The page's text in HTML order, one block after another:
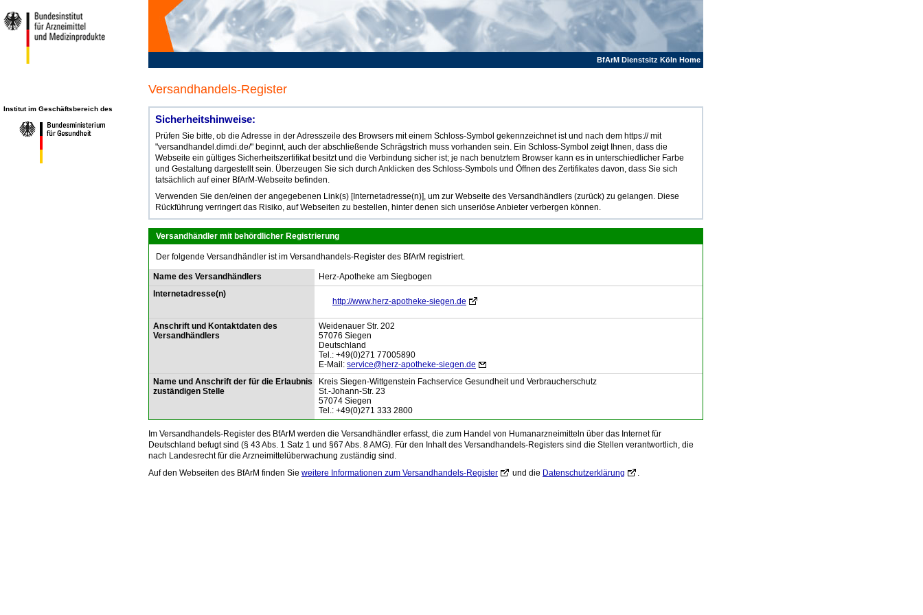
BfArM Dienstsitz Köln Home
Institut im Geschäftsbereich des
Versandhandels-Register
Sicherheitshinweise:
Prüfen Sie bitte, ob die Adresse in der Adresszeile des Browsers mit einem Schloss-Symbol gekennzeichnet ist und nach dem https:// mit
"versandhandel.dimdi.de/" beginnt, auch der abschließende Schrägstrich muss vorhanden sein. Ein Schloss-Symbol zeigt Ihnen, dass die
Webseite ein gültiges Sicherheitszertifikat besitzt und die Verbindung sicher ist; je nach benutztem Browser kann es in unterschiedlicher Farbe
und Gestaltung dargestellt sein. Überzeugen Sie sich durch Anklicken des Schloss-Symbols und Öffnen des Zertifikates davon, dass Sie sich
tatsächlich auf einer BfArM-Webseite befinden.
Verwenden Sie den/einen der angegebenen Link(s) [Internetadresse(n)], um zur Webseite des Versandhändlers (zurück) zu gelangen. Diese
Rückführung verringert das Risiko, auf Webseiten zu bestellen, hinter denen sich unseriöse Anbieter verbergen können.
Versandhändler mit behördlicher Registrierung
Der folgende Versandhändler ist im Versandhandels-Register des BfArM registriert.
Name des Versandhändlers
Herz-Apotheke am Siegbogen
Internetadresse(n)
http://www.herz-apotheke-siegen.de
Anschrift und Kontaktdaten des
Versandhändlers
Weidenauer Str. 202
57076 Siegen
Deutschland
Tel.: +49(0)271 77005890
E-Mail: service@herz-apotheke-siegen.de
Name und Anschrift der für die Erlaubnis
zuständigen Stelle
Kreis Siegen-Wittgenstein Fachservice Gesundheit und Verbraucherschutz
St.-Johann-Str. 23
57074 Siegen
Tel.: +49(0)271 333 2800
Im Versandhandels-Register des BfArM werden die Versandhändler erfasst, die zum Handel von Humanarzneimitteln über das Internet für
Deutschland befugt sind (§ 43 Abs. 1 Satz 1 und §67 Abs. 8 AMG). Für den Inhalt des Versandhandels-Registers sind die Stellen verantwortlich, die
nach Landesrecht für die Arzneimittelüberwachung zuständig sind.
Auf den Webseiten des BfArM finden Sie weitere Informationen zum Versandhandels-Register und die Datenschutzerklärung .